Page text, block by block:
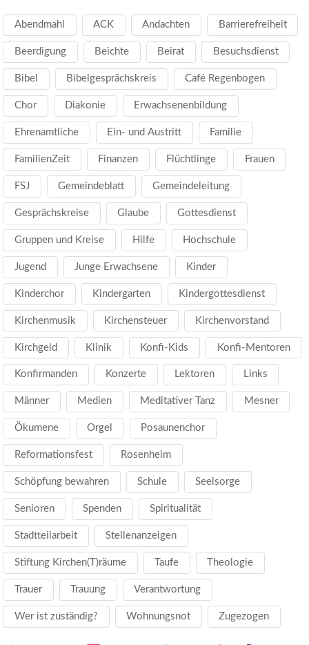
Abendmahl ACK Andachten Barrierefreiheit
Beerdigung Beichte Beirat Besuchsdienst
Bibel Bibelgesprächskreis Café Regenbogen
Chor Diakonie Erwachsenenbildung
Ehrenamtliche Ein- und Austritt Familie
FamilienZeit Finanzen Flüchtlinge Frauen
FSJ Gemeindeblatt Gemeindeleitung
Gesprächskreise Glaube Gottesdienst
Gruppen und Kreise Hilfe Hochschule
Jugend Junge Erwachsene Kinder
Kinderchor Kindergarten Kindergottesdienst
Kirchenmusik Kirchensteuer Kirchenvorstand
Kirchgeld Klinik Konfi-Kids Konfi-Mentoren
Konfirmanden Konzerte Lektoren Links
Männer Medien Meditativer Tanz Mesner
Ökumene Orgel Posaunenchor
Reformationsfest Rosenheim
Schöpfung bewahren Schule Seelsorge
Senioren Spenden Spiritualität
Stadtteilarbeit Stellenanzeigen
Stiftung Kirchen(T)räume Taufe Theologie
Trauer Trauung Verantwortung
Wer ist zuständig? Wohnungsnot Zugezogen